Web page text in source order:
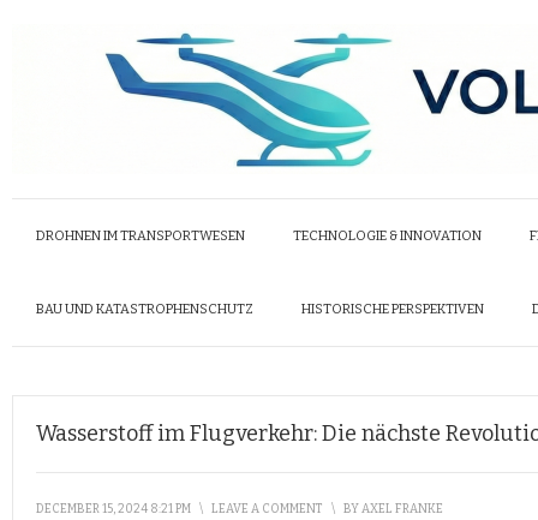
DROHNEN IM TRANSPORTWESEN TECHNOLOGIE & INNOVATION
BAU UND KATASTROPHENSCHUTZ HISTORISCHE PERSPEKTIVEN
Wasserstoff im Flugverkehr: Die nächste
DECEMBER 15, 2024 8:21 PM \ LEAVE A COMMENT \ BYAXEL FRANKE